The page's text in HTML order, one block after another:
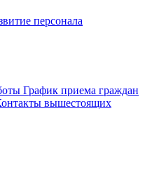
персонала
График приема граждан
вышестоящих